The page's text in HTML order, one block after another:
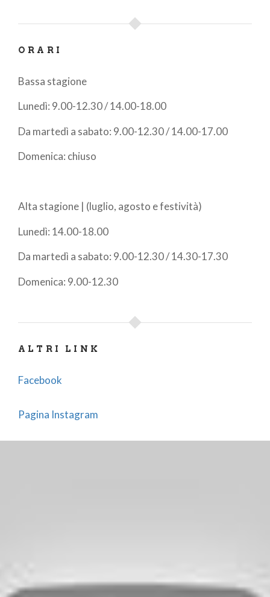
ORARI
Bassa stagione
Lunedì: 9.00-12.30 / 14.00-18.00
Da martedì a sabato: 9.00-12.30 / 14.00-17.00
Domenica: chiuso
Alta stagione | (luglio, agosto e festività)
Lunedì: 14.00-18.00
Da martedì a sabato: 9.00-12.30 / 14.30-17.30
Domenica: 9.00-12.30
ALTRI LINK
Facebook
Pagina Instagram